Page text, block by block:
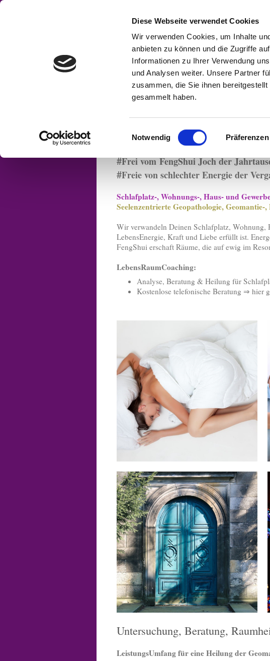
Diese Webseite verwendet Cookies
Wir verwenden Cookies, um Inhalte
anbieten zu können und die Zugriffe
Informationen zu Ihrer Verwendung
und Analysen weiter. Unsere Partner
zusammen, die Sie ihnen
gesammelt haben.
Einwilligungsauswahl
Notwendig Präferenzen
Home Ausbildung Seminare
Geomantie
Feng Shui
Seelenzentrierte
Frei von Wasseradern, Erdstrahlen,
#Frei vomFengShui Joch der
#Freie von schlechter Energie der
Schlafplatz-, Wohnungs-, Haus- und
Seelenzentrierte Geopathologie,
Wir verwandeln Deinen Schlafplatz, Wohnung,
LebensEnergie, Kraft und Liebe erfüllt ist.
FengShui erschaft Räume, die auf ewig im
LebensRaumCoaching:
Analyse, Beratung & Heilung für
Kostenlose telefonische Beratung ⇒ hier
Untersuchung, Beratung,
LeistungsUmfang für eine Heilung der